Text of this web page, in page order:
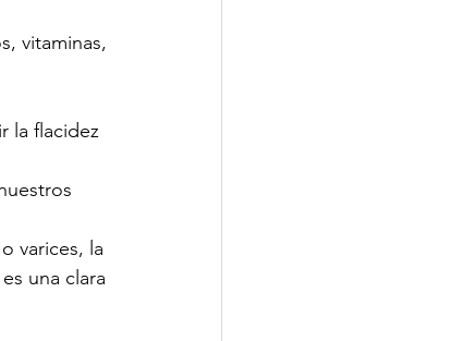
vitaminas,
la flacidez
varices, la
una clara